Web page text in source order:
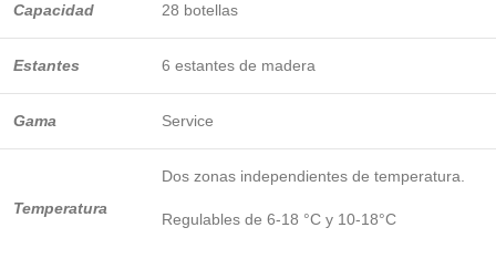
Capacidad 28 botellas
Estantes 6 estantes de madera
Gama Service
Temperatura
Dos zonas independientes de temperatura.
Regulables de 6-18 °C y 10-18°C